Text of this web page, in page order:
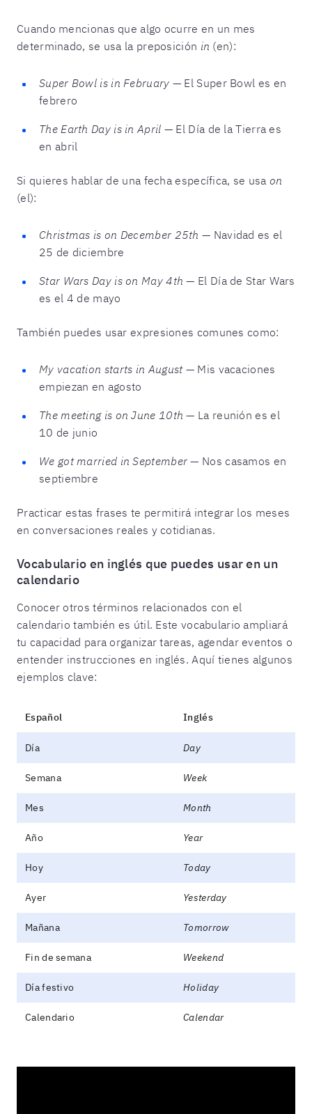
Cuando mencionas que algo ocurre en un mes
determinado, se usa la preposición in (en):
Super Bowl is in February — El Super Bowl es en
febrero
The Earth Day is in April — El Día de la Tierra es
en abril
Si quieres hablar de una fecha específica, se usa on
(el):
Christmas is on December 25th — Navidad es el
25 de diciembre
Star Wars Day is on May 4th — El Día de Star Wars
es el 4 de mayo
También puedes usar expresiones comunes como:
My vacation starts in August— Mis vacaciones
empiezan en agosto
The meeting is on June 10th — La reunión es el
10 de junio
We got married in September — Nos casamos en
septiembre
Practicar estas frases te permitirá integrar los meses
en conversaciones reales y cotidianas.
Vocabulario en inglés que puedes usar en un
calendario
Conocer otros términos relacionados con el
calendario también es útil. Este vocabulario ampliará
tu capacidad para organizar tareas, agendar eventos o
entender instrucciones en inglés. Aquí tienes algunos
ejemplos clave:
Español Inglés
Día Day
Semana Week
Mes Month
Año Year
Hoy Today
Ayer Yesterday
Mañana Tomorrow
Fin de semana Weekend
Día festivo Holiday
Calendario Calendar